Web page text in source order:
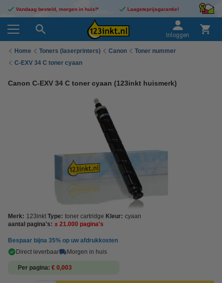
Vandaag besteld, morgen in huis!* Laagsteprijsgarantie!
Inloggen
Home Toners (laserprinters) Canon
Toner nummer
C-EXV 34 C toner cyaan
Canon C-EXV 34 C toner cyaan (123inkt huismerk)
Merk: 123inkt Type: toner cartridge Kleur: cyaan
aantal pagina's: ± 21.000 pagina's
Bespaar bijna 35% op uw afdrukkosten
Direct leverbaar
Morgen in huis
Per pagina € 0,003